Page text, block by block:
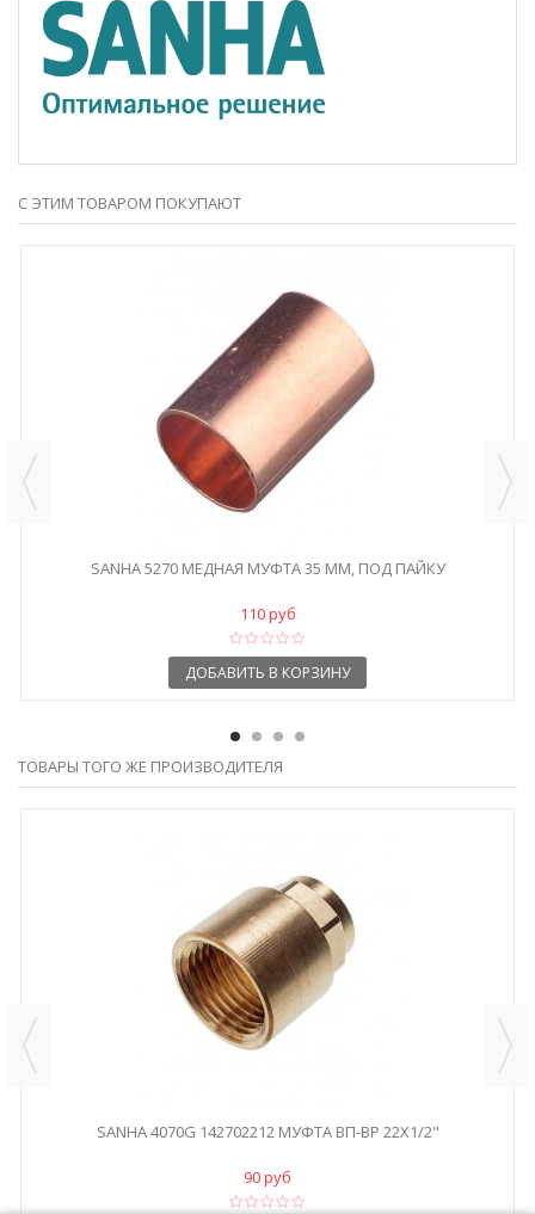
С ЭТИМ ТОВАРОМ ПОКУПАЮТ
SANHA 5270 МЕДНАЯ МУФТА 35 ММ, ПОД ПАЙКУ
110 руб
ДОБАВИТЬ В КОРЗИНУ
ТОВАРЫ ТОГО ЖЕ ПРОИЗВОДИТЕЛЯ
SANHA 4070G 142702212 МУФТА ВП-ВР 22X1/2"
90 руб